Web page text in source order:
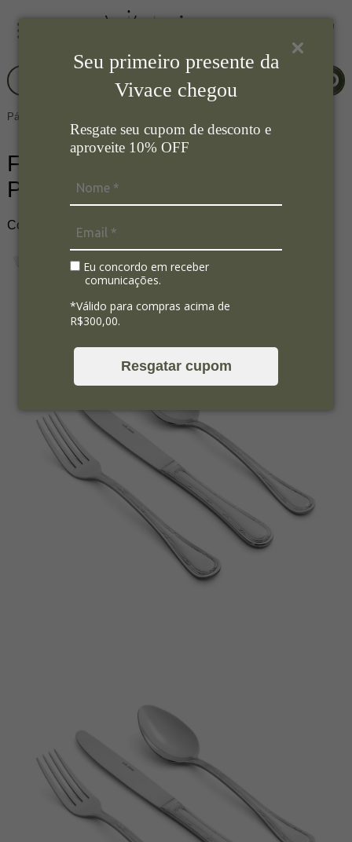
Seu primeiro presente da
Vivace chegou
Resgate seu cupom de desconto e
aproveite 10% OFF
Eu concordo em receber
comunicações.
*Válido para compras acima de
R$300,00.
Resgatar cupom
Página Inicial
Faqueiro sem Estojo Lace 101
Peças - St. James
Cod. do Produto: CPCI.2.LAC.101